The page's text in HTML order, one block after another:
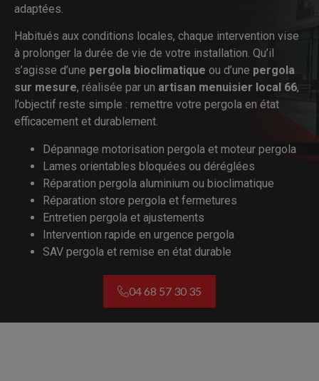
adaptées.
Habitués aux conditions locales, chaque intervention vise
à prolonger la durée de vie de votre installation. Qu’il
s’agisse d’une pergola bioclimatique ou d’une pergola
sur mesure, réalisée par un artisan menuisier local 66,
l’objectif reste simple : remettre votre pergola en état
efficacement et durablement.
Dépannage motorisation pergola et moteur pergola
Lames orientables bloquées ou déréglées
Réparation pergola aluminium ou bioclimatique
Réparation store pergola et fermetures
Entretien pergola et ajustements
Intervention rapide en urgence pergola
SAV pergola et remise en état durable
04 68 57 30 35